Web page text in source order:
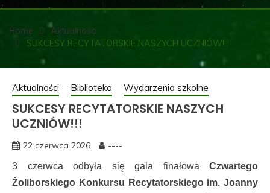
SZKOŁA
PODSTAWOWA Z
ODDZIAŁAMI
INTEGRACYJNYMI
NR 68 IM. ARTURA
OPPMANA
Home
Aktualności
SUKCESY RECYTATORSKIE NASZYCH UCZNIÓW!!!
Aktualności Biblioteka Wydarzenia szkolne
SUKCESY RECYTATORSKIE NASZYCH
UCZNIÓW!!!
22 czerwca 2026 ----
3 czerwca odbyła się gala finałowa Czwartego
Żoliborskiego Konkursu Recytatorskiego im. Joanny